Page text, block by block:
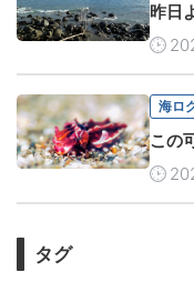
昨日
海ロ
この
タグ